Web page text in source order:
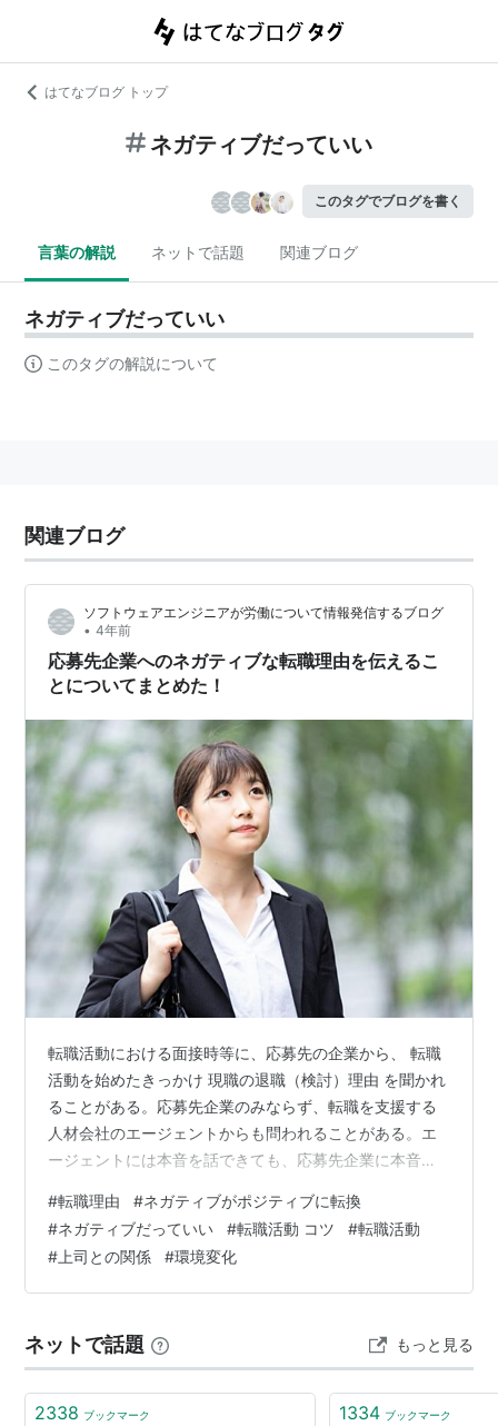
はてなブログ トップ
ネガティブだっていい
このタグでブログを書く
言葉の解説 ネットで話題 関連ブログ
ネガティブだっていい
このタグの解説について
関連ブログ
ソフトウェアエンジニアが労働について情報発信するブログ
• 4年前
応募先企業へのネガティブな転職理由を伝えるこ
とについてまとめた！
転職活動における面接時等に、応募先の企業から、 転職
活動を始めたきっかけ 現職の退職（検討）理由 を聞かれ
ることがある。応募先企業のみならず、転職を支援する
人材会社のエージェントからも問われることがある。エ
ージェントには本音を話できても、応募先企業に本音を
い。世間一般におけるネット、SNS等で謳われている内
容に目を向けると、大きく２つのパターンがある。
【Ａ】ネガティブな理由禁止 【Ｂ】本音を伝えるべきネ
ットやSNSではどちらか一方のみが謳われていることが
ントからの情報等、様々な角度から私が集め…
#転職理由 #ネガティブがポジティブに転換
#ネガティブだっていい #転職活動 コツ #転職活動
# 上司との関係 #環境変化
ネットで話題 もっと見る
2338 ブックマーク 1334 ブックマーク